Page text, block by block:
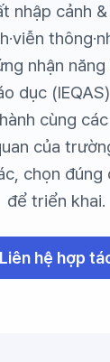
nhập cảnh
nhận
dục
cùng
của
chọn
để triển khai.
Liên hệ hợp